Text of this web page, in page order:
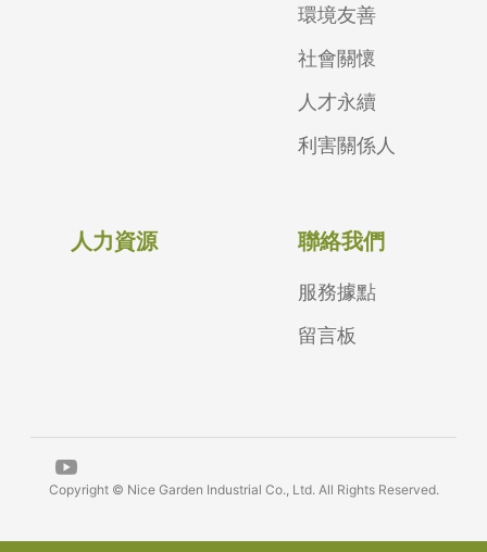
環境友善
社會關懷
人才永續
利害關係人
人力資源 聯絡我們
服務據點
留言板
Copyright © Nice Garden Industrial Co., Ltd. All Rights Reserved.